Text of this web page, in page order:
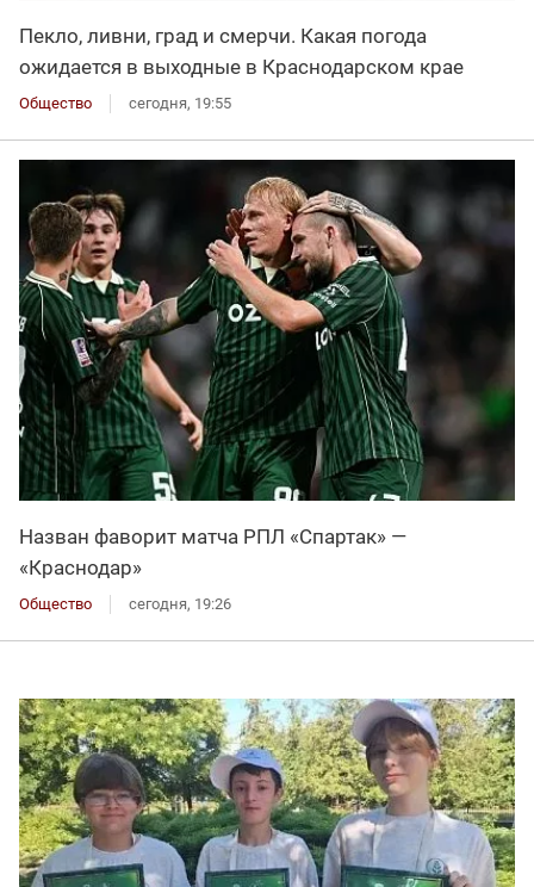
Пекло, ливни, град и смерчи. Какая погода
ожидается в выходные в Краснодарском крае
Общество сегодня, 19:55
Назван фаворит матча РПЛ «Спартак» —
«Краснодар»
Общество сегодня, 19:26